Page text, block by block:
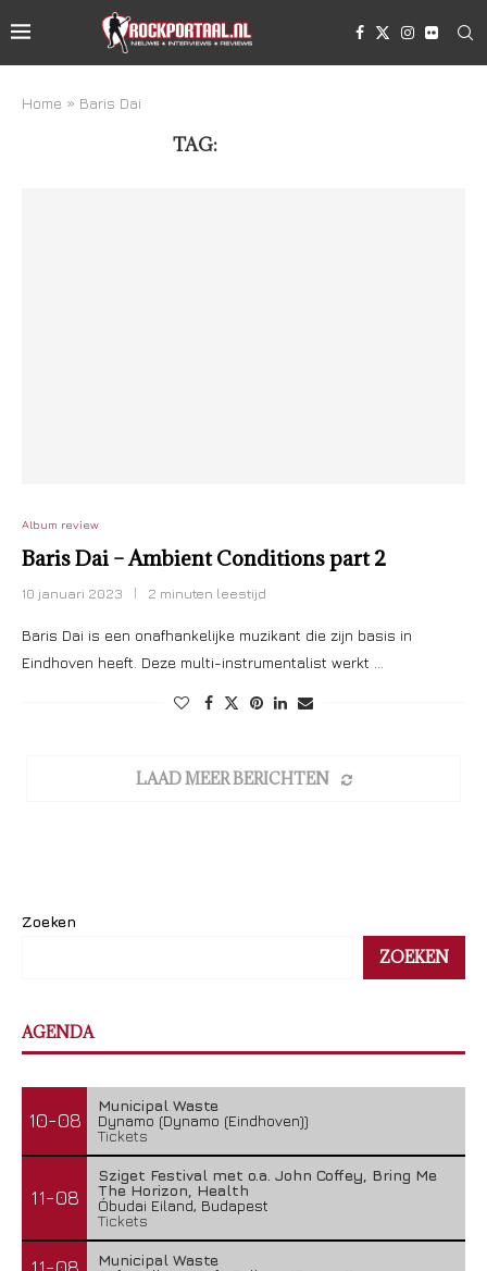
Home » Baris Dai
TAG:
Album review
Baris Dai – Ambient Conditions part 2
10 januari 2023 2 minuten leestijd
Baris Dai is een onafhankelijke muzikant die zijn basis in
Eindhoven heeft. Deze multi-instrumentalist werkt …
LAAD MEER BERICHTEN
Zoeken
ZOEKEN
AGENDA
10-08
Municipal Waste
Dynamo (Dynamo (Eindhoven))
Tickets
11-08
Sziget Festival met o.a. John Coffey, Bring Me
The Horizon, Health
Óbudai Eiland, Budapest
Tickets
Municipal Waste